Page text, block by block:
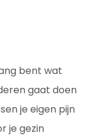
bent wat
gaat doen
je eigen pijn
je gezin